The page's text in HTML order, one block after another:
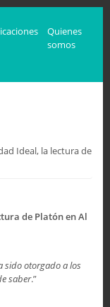
Quienes
somos
Ideal, la lectura de
de Platón en Al
sido otorgado a los
saber.”